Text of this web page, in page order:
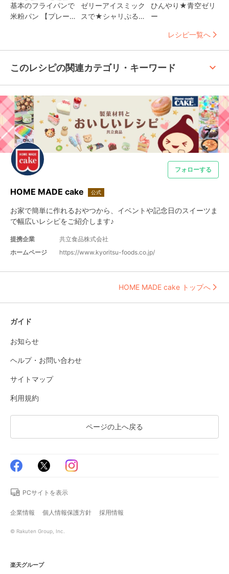
基本のフライパンで
米粉パン 【プレー
ゼリーアイスミック
スで★シャリぷる一
ひんやり★青空ゼリ
ー
レシピ一覧へ
このレシピの関連カテゴリ・キーワード keyboard_arrow_up
フォローする
HOME MADE cake 公式
お家で簡単に作れるおやつから、イベントや記念日のスイーツま
で幅広いレシピをご紹介します♪
提携企業
共立食品株式会社
ホームページ
https://www.kyoritsu-foods.co.jp/
HOME MADE cake トップへ
ガイド
お知らせ
ヘルプ・お問い合わせ
サイトマップ
利用規約
ページの上へ戻る
PCサイトを表示
企業情報 個人情報保護方針 採用情報
© Rakuten Group, Inc.
楽天グループ